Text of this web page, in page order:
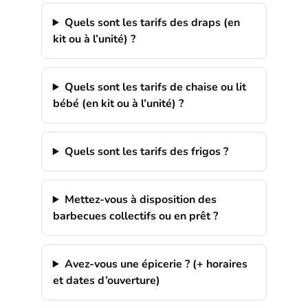
Quels sont les tarifs des draps (en
kit ou à l’unité) ?
Quels sont les tarifs de chaise ou lit
bébé (en kit ou à l’unité) ?
Quels sont les tarifs des frigos ?
Mettez-vous à disposition des
barbecues collectifs ou en prêt ?
Avez-vous une épicerie ? (+ horaires
et dates d’ouverture)